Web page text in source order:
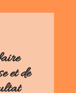
et de